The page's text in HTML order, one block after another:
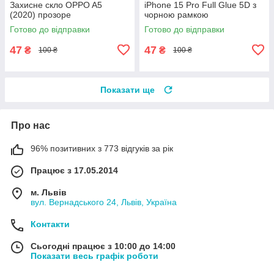
Захисне скло OPPO A5
(2020) прозоре
Готово до відправки
47 ₴ 100 ₴
iPhone 15 Pro Full Glue 5D з
чорною рамкою
Готово до відправки
47 ₴ 100 ₴
Показати ще
Про нас
96% позитивних з 773 відгуків за рік
Працює з 17.05.2014
м. Львів
вул. Вернадського 24, Львів, Україна
Контакти
Сьогодні працює з 10:00 до 14:00
Показати весь графік роботи